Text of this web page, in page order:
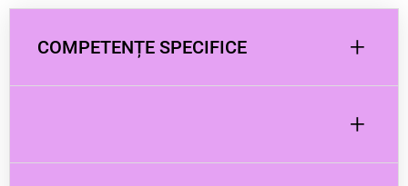
COMPETENȚE SPECIFICE +
E.1. Relații, operații și deducții logice în mediul apropiat Comportamente
+